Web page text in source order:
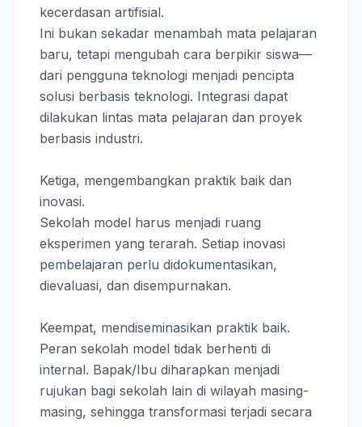
kecerdasan artifisial.
Ini bukan sekadar menambah mata pelajaran
baru, tetapi mengubah cara berpikir siswa—
dari pengguna teknologi menjadi pencipta
solusi berbasis teknologi. Integrasi dapat
dilakukan lintas mata pelajaran dan proyek
berbasis industri.
Ketiga, mengembangkan praktik baik dan
inovasi.
Sekolah model harus menjadi ruang
eksperimen yang terarah. Setiap inovasi
pembelajaran perlu didokumentasikan,
dievaluasi, dan disempurnakan.
Keempat, mendiseminasikan praktik baik.
Peran sekolah model tidak berhenti di
internal. Bapak/Ibu diharapkan menjadi
rujukan bagi sekolah lain di wilayah masing-
masing, sehingga transformasi terjadi secara